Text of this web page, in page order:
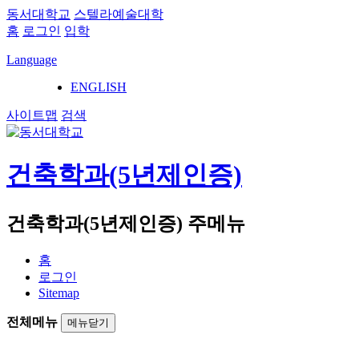
동서대학교 스텔라예술대학
홈 로그인 입학
Language
ENGLISH
사이트맵 검색
건축학과(5년제인증)
건축학과(5년제인증) 주메뉴
홈
로그인
Sitemap
전체메뉴 메뉴닫기